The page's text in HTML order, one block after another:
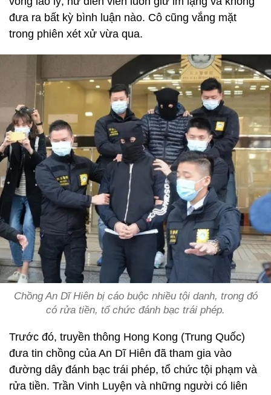
đưa ra bất kỳ bình luận nào. Cô cũng vắng mặt
trong phiên xét xử vừa qua.
Chồng An Dĩ Hiên bị cáo buộc nhiều tội danh, trong đó
có rửa tiền, tổ chức đánh bạc trái phép.
Trước đó, truyền thông Hong Kong (Trung Quốc)
đưa tin chồng của An Dĩ Hiên đã tham gia vào
đường dây đánh bạc trái phép, tổ chức tội phạm và
rửa tiền. Trần Vinh Luyện và những người có liên